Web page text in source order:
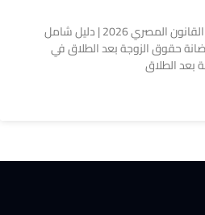
حقوق الزوجة بعد الطلاق في القانون المصري 2026 | دليل شامل
حقوق الزوجة بعد الطلاق في
بعد الطلاق